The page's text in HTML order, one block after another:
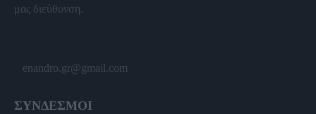
μας διεύθυνση.
enandro.gr@gmail.com
ΣΥΝΔΕΣΜΟΙ